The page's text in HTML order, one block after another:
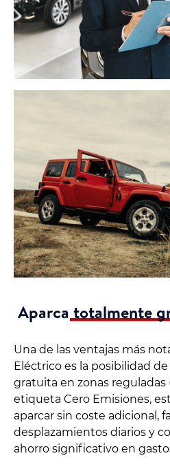
Aparca totalmente
Una de las ventajas más
Eléctrico es la posibilidad
gratuita en zonas reguladas
etiqueta Cero Emisiones,
aparcar sin coste adicional,
desplazamientos diarios y
ahorro significativo en